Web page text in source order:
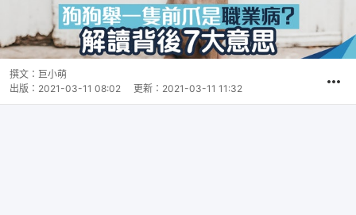
撰文： 巨小萌
出版： 2021-03-11 08:02 更新： 2021-03-11 11:32